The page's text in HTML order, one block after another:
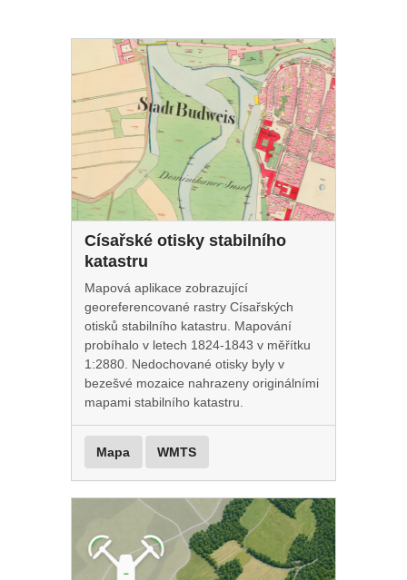
Císařské otisky stabilního
katastru
Mapová aplikace zobrazující
georeferencované rastry Císařských
otisků stabilního katastru. Mapování
probíhalo v letech 1824-1843 v měřítku
1:2880. Nedochované otisky byly v
bezešvé mozaice nahrazeny originálními
mapami stabilního katastru.
Mapa WMTS